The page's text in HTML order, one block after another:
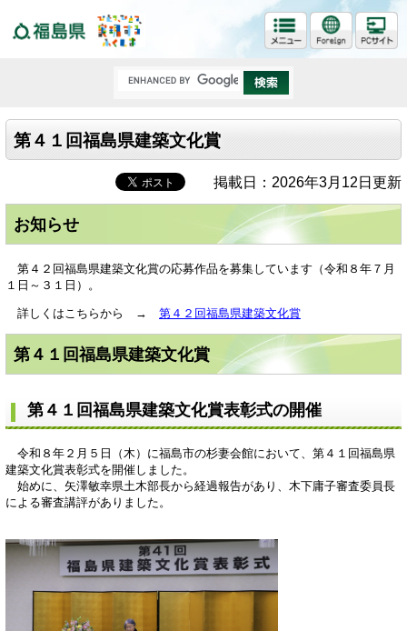
第４１回福島県建築文化賞
掲載日：2026年3月12日更新
お知らせ
第４２回福島県建築文化賞の応募作品を募集しています（令和８年７月
１日～３１日）。
詳しくはこちらから → 第４２回福島県建築文化賞
第４１回福島県建築文化賞
第４１回福島県建築文化賞表彰式の開催
令和８年２月５日（木）に福島市の杉妻会館において、第４１回福島県
建築文化賞表彰式を開催しました。
始めに、矢澤敏幸県土木部長から経過報告があり、木下庸子審査委員長
による審査講評がありました。